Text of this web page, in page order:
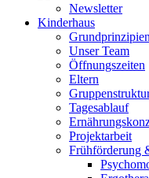
Newsletter
Kinderhaus
Unser Team
Öffnungszeiten
Eltern
Tagesablauf
Projektarbeit
Frühförderung